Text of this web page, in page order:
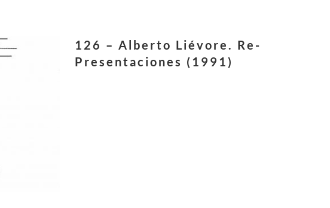
126 – Alberto Liévore. Re-
Presentaciones (1991)